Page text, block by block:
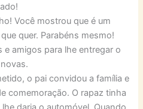
Você mostrou que é um
quer. Parabéns mesmo!
e amigos para lhe entregar o
o pai convidou a família e
comemoração. O rapaz tinha